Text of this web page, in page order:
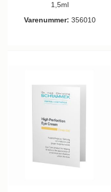
1,5ml
Varenummer: 356010